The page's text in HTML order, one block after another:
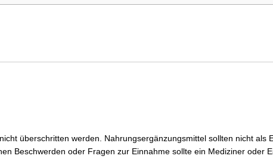
überschritten werden. Nahrungsergänzungsmittel sollten nicht als
Beschwerden oder Fragen zur Einnahme sollte ein Mediziner oder